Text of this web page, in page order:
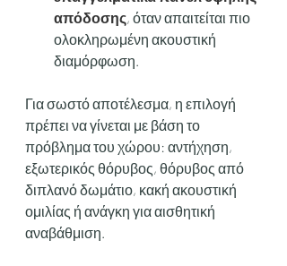
απόδοσης, όταν απαιτείται πιο
ολοκληρωμένη ακουστική
διαμόρφωση.
Για σωστό αποτέλεσμα, η επιλογή
πρέπει να γίνεται με βάση το
πρόβλημα του χώρου: αντήχηση,
εξωτερικός θόρυβος, θόρυβος από
διπλανό δωμάτιο, κακή ακουστική
ομιλίας ή ανάγκη για αισθητική
αναβάθμιση.